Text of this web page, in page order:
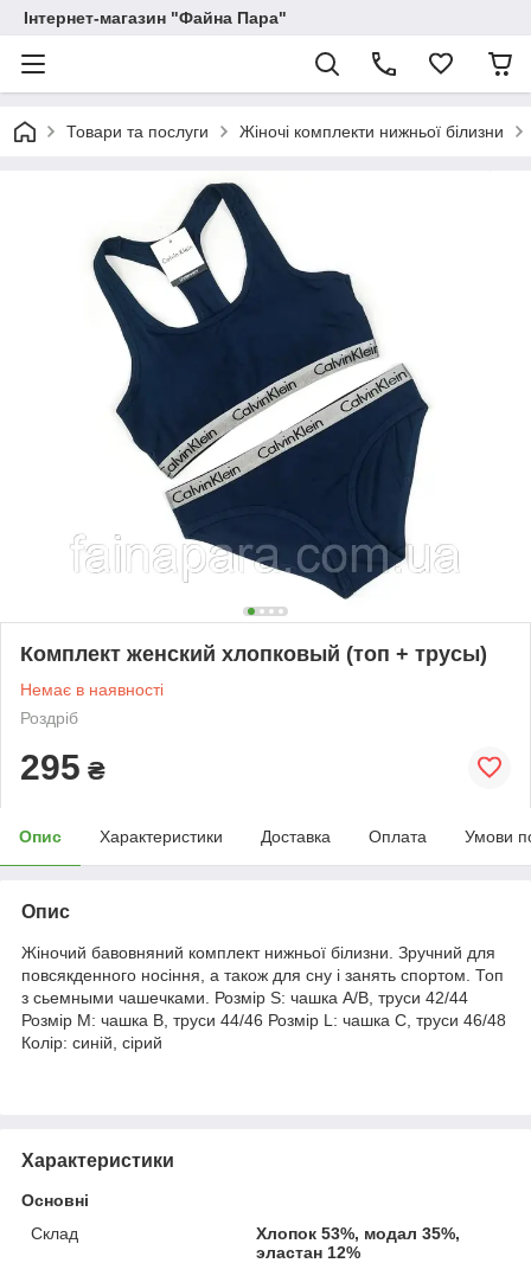
Інтернет-магазин "Файна Пара"
Товари та послуги Жіночі комплекти нижньої білизни
Комплект женский хлопковый (топ + трусы)
Немає в наявності
Роздріб
295 ₴
Опис Характеристики Доставка Оплата Умови
Опис
Жіночий бавовняний комплект нижньої білизни. Зручний для
повсякденного носіння, а також для сну і занять спортом. Топ
з сьемными чашечками. Розмір S: чашка А/В, труси 42/44
Розмір М: чашка В, труси 44/46 Розмір L: чашка С, труси 46/48
Колір: синій, сірий
Характеристики
Основні
Склад
Хлопок 53%, модал 35%,
эластан 12%